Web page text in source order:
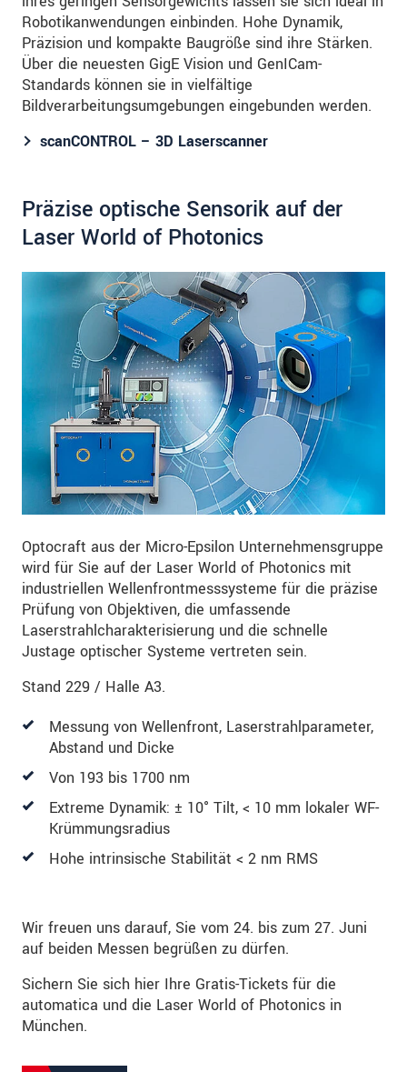
Robotikanwendungen einbinden. Hohe Dynamik,
Präzision und kompakte Baugröße sind ihre Stärken.
Über die neuesten GigE Vision und GenICam-
Standards können sie in vielfältige
Bildverarbeitungsumgebungen eingebunden werden.
scanCONTROL – 3D Laserscanner
Präzise optische Sensorik auf der
Laser World of Photonics
Optocraft aus der Micro-Epsilon Unternehmensgruppe
wird für Sie auf der Laser World of Photonics mit
industriellen Wellenfrontmesssysteme für die präzise
Prüfung von Objektiven, die umfassende
Laserstrahlcharakterisierung und die schnelle
Justage optischer Systeme vertreten sein.
Stand 229 / Halle A3.
Messung von Wellenfront, Laserstrahlparameter,
Abstand und Dicke
Von 193 bis 1700 nm
Extreme Dynamik: ± 10° Tilt, < 10 mm lokaler WF-
Krümmungsradius
Hohe intrinsische Stabilität < 2 nm RMS
Wir freuen uns darauf, Sie vom 24. bis zum 27. Juni
auf beiden Messen begrüßen zu dürfen.
Sichern Sie sich hier Ihre Gratis-Tickets für die
automatica und die Laser World of Photonics in
München.